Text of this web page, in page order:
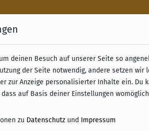
& Retoure ab 49 € (innerhalb Deutschlands)
deinen Besuch auf unserer Seite so
der Seite notwendig, andere setzen
zur Anzeige personalisierter Inhalte ein. Du
auf Basis deiner Einstellungen
zu Datenschutz und Impressum